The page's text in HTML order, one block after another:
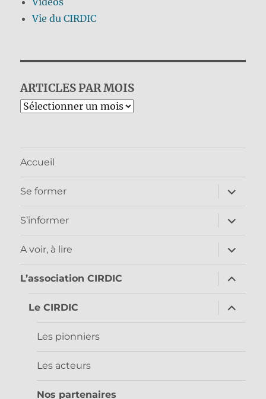
Vie du CIRDIC
ARTICLES PAR MOIS
Archives
Accueil
Se former
ouvrir
le
sous-
menu
S’informer
ouvrir
le
sous-
menu
A voir, à lire
ouvrir
le
sous-
menu
L’association CIRDIC
ouvrir
le
sous-
menu
Le CIRDIC
ouvrir
le
sous-
Les pionniers
Les acteurs
Nos partenaires